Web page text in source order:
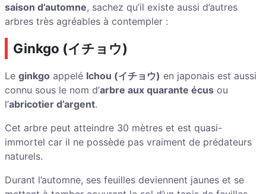
saison d’automne, sachez qu’il existe aussi d’autres
arbres très agréables à contempler :
Ginkgo (イチョウ)
Le ginkgo appelé Ichou (イチョウ) en japonais est aussi
connu sous le nom d’arbre aux quarante écus ou
l’abricotier d’argent.
Cet arbre peut atteindre 30 mètres et est quasi-
immortel car il ne possède pas vraiment de prédateurs
naturels.
Durant l’automne, ses feuilles deviennent jaunes et se